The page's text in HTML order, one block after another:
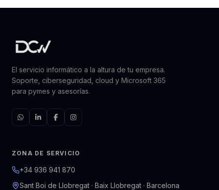
El servicio informático a la altura de tu empresa.
Soporte, ciberseguridad, cloud y Microsoft 365
para pymes y asesorías.
ZONA DE SERVICIO
+34 936 941 870
Sant Boi de Llobregat · Baix Llobregat · Barcelona